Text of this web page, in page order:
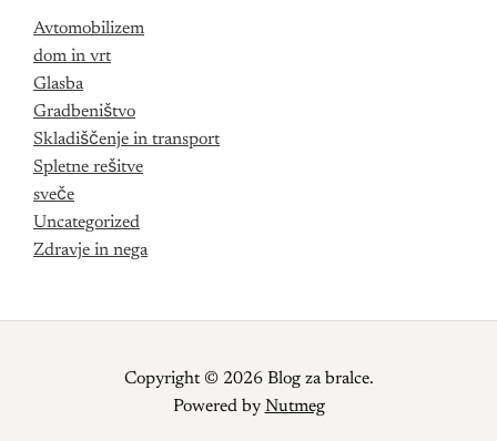
Avtomobilizem
dom in vrt
Glasba
Gradbeništvo
Skladiščenje in transport
Spletne rešitve
sveče
Uncategorized
Zdravje in nega
Copyright © 2026 Blog za bralce.
Powered by Nutmeg